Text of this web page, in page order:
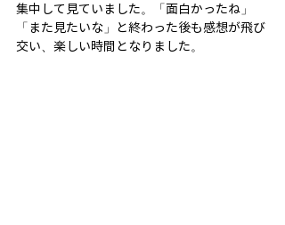
集中して見ていました。「面白かったね」
「また見たいな」と終わった後も感想が飛び
交い、楽しい時間となりました。